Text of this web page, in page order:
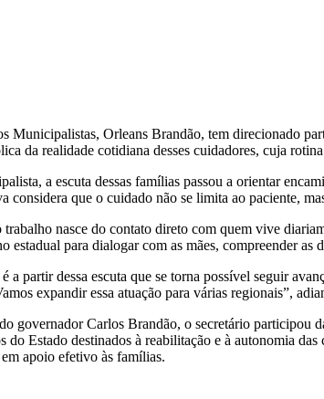
Municipalistas, Orleans Brandão, tem direcionado
da realidade cotidiana desses cuidadores, cuja
a escuta dessas famílias passou a orientar
considera que o cuidado não se limita ao paciente,
trabalho nasce do contato direto com quem vive
estadual para dialogar com as mães, compreender as
a partir dessa escuta que se torna possível seguir
expandir essa atuação para várias regionais”,
governador Carlos Brandão, o secretário participou
do Estado destinados à reabilitação e à autonomia
apoio efetivo às famílias.